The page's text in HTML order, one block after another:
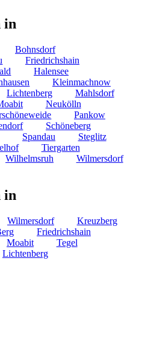
in
Bohnsdorf
Friedrichshain
Halensee
Kleinmachnow
Lichtenberg
Mahlsdorf
Neukölln
Pankow
Schöneberg
Spandau
Steglitz
Tiergarten
Wilhelmsruh
Wilmersdorf
in
Wilmersdorf
Kreuzberg
Friedrichshain
Moabit
Tegel
Lichtenberg